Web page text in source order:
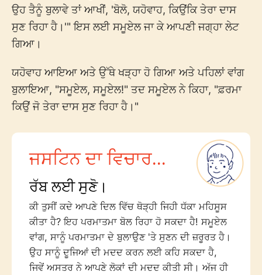
ਉਹ ਤੈਨੂੰ ਬੁਲਾਵੇ ਤਾਂ ਆਖੀਂ, 'ਬੋਲੋ, ਯਹੋਵਾਹ, ਕਿਉਂਕਿ ਤੇਰਾ ਦਾਸ
ਸੁਣ ਰਿਹਾ ਹੈ।'" ਇਸ ਲਈ ਸਮੂਏਲ ਜਾ ਕੇ ਆਪਣੀ ਜਗ੍ਹਾ ਲੇਟ
ਗਿਆ।
ਯਹੋਵਾਹ ਆਇਆ ਅਤੇ ਉੱਥੇ ਖੜ੍ਹਾ ਹੋ ਗਿਆ ਅਤੇ ਪਹਿਲਾਂ ਵਾਂਗ
ਬੁਲਾਇਆ, "ਸਮੂਏਲ, ਸਮੂਏਲ!" ਤਦ ਸਮੂਏਲ ਨੇ ਕਿਹਾ, "ਫ਼ਰਮਾ
ਕਿਉਂ ਜੋ ਤੇਰਾ ਦਾਸ ਸੁਣ ਰਿਹਾ ਹੈ।"
ਜਸਟਿਨ ਦਾ ਵਿਚਾਰ...
ਰੱਬ ਲਈ ਸੁਣੋ।
ਕੀ ਤੁਸੀਂ ਕਦੇ ਆਪਣੇ ਦਿਲ ਵਿੱਚ ਥੋੜ੍ਹੀ ਜਿਹੀ ਧੱਕਾ ਮਹਿਸੂਸ
ਕੀਤਾ ਹੈ? ਇਹ ਪਰਮਾਤਮਾ ਬੋਲ ਰਿਹਾ ਹੋ ਸਕਦਾ ਹੈ! ਸਮੂਏਲ
ਵਾਂਗ, ਸਾਨੂੰ ਪਰਮਾਤਮਾ ਦੇ ਬੁਲਾਉਣ 'ਤੇ ਸੁਣਨ ਦੀ ਜ਼ਰੂਰਤ ਹੈ।
ਉਹ ਸਾਨੂੰ ਦੂਜਿਆਂ ਦੀ ਮਦਦ ਕਰਨ ਲਈ ਕਹਿ ਸਕਦਾ ਹੈ,
ਜਿਵੇਂ ਅਸਤਰ ਨੇ ਆਪਣੇ ਲੋਕਾਂ ਦੀ ਮਦਦ ਕੀਤੀ ਸੀ। ਅੱਜ ਹੀ